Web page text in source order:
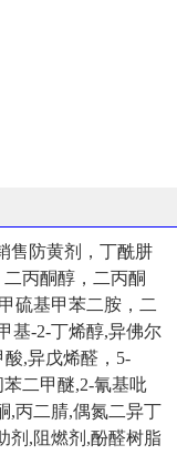
售防黄剂，丁酰肼
丙酮醇，二丙酮
硫基甲苯二胺，二
基-2-丁烯醇,异佛尔
,异戊烯醛，5-
二甲醚,2-氰基吡
,丙二腈,偶氮二异丁
剂,阻燃剂,酚醛树脂